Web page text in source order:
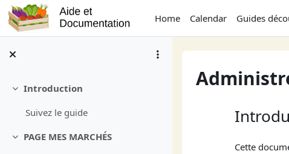
Skip to main content
Home
Calendar Guides
Collapse
Introduction
Suivez le guide
Collapse
PAGE MES MARCHÉS
Cette